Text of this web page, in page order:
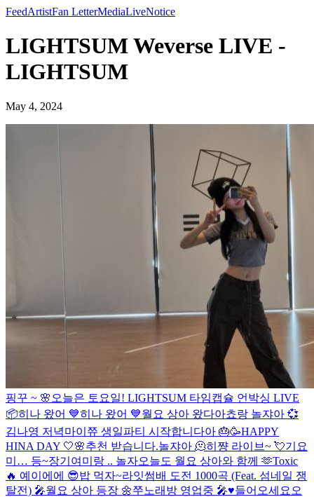
FeedArtistFan LetterMediaLiveNotice
LIGHTSUM Weverse LIVE -
LIGHTSUM
May 4, 2024
핑꾸 ~ 🌸 오늘은 토요일! LIGHTSUM 타임캡슐 언박싱 LIVE
📦히나 왔어 💙히나 왔어 💙월요 상아 왔다아쵸랑 놀쟈아 💞
김나영 저녁마이쮸 생일파티 시작합니다아 🎂🥳HAPPY
HINA DAY 🤍🌸추천 받습니다.놀쟈아 🫠히쨩 라이브~ 💘기요
미… 등~장기여미랑 .. 놀자오늘도 월요 상아와 함께 🫶Toxic
🔥 예이에에 😎밥 먹자~라잇썸배 도전 1000곡 (Feat. 섬네일 쟁
탈전) 🎤월요 상아 등장 🌼쭈노래방 영업중 🎤♥️들어오세요오